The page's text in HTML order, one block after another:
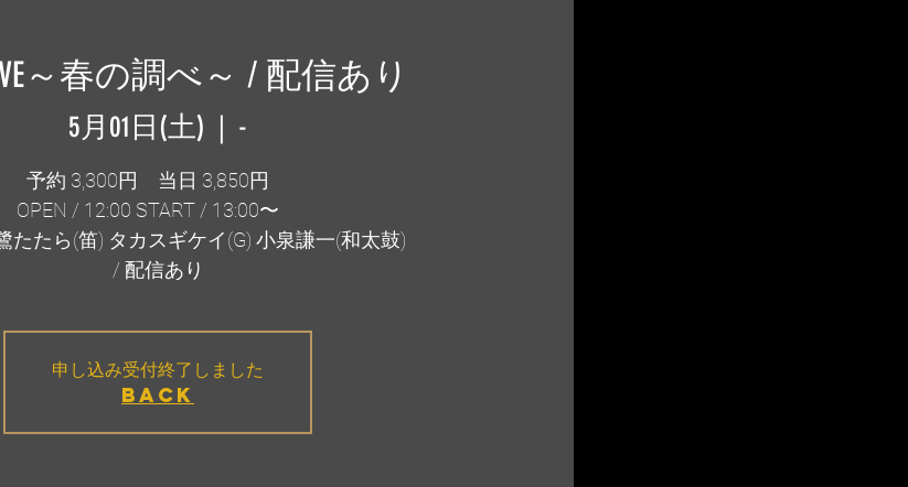
～春の調べ～ / 配信あり
5月01日(土)
  |
-
予約 3,300円 当日 3,850円
OPEN / 12:00 START / 13:00〜
たたら(笛) タカスギケイ(G) 小泉謙一(和太鼓)
/ 配信あり
申し込み受付終了しました
BACK